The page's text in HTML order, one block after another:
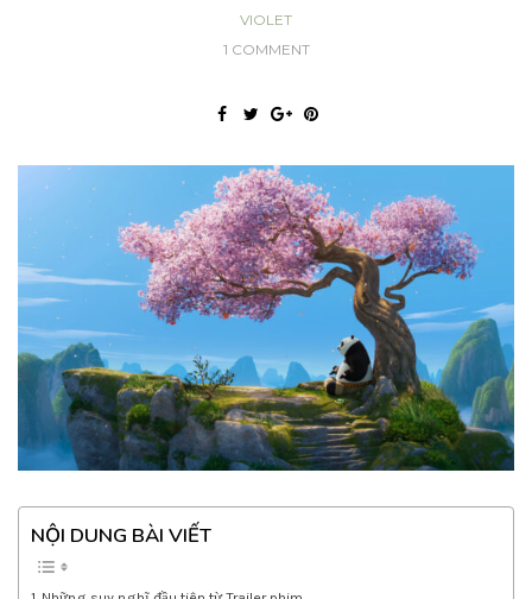
VIOLET
1 COMMENT
NỘI DUNG BÀI VIẾT